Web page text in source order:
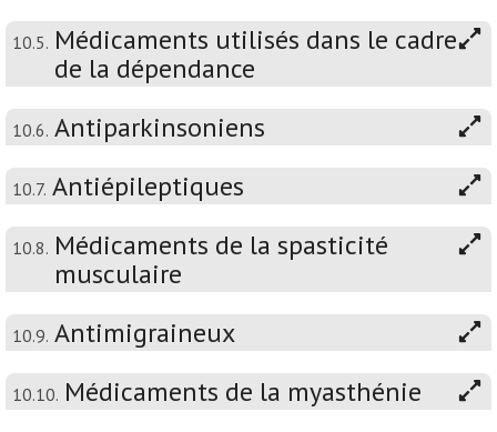
10.5. Médicaments utilisés dans le cadre
de la dépendance
10.6. Antiparkinsoniens
10.7. Antiépileptiques
10.8. Médicaments de la spasticité
musculaire
10.9. Antimigraineux
10.10. Médicaments de la myasthénie